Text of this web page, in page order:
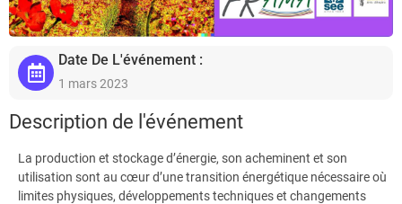
Date De L'événement :
1 mars 2023
Description de l'événement
La production et stockage d’énergie, son acheminent et son
utilisation sont au cœur d’une transition énergétique nécessaire où
limites physiques, développements techniques et changements